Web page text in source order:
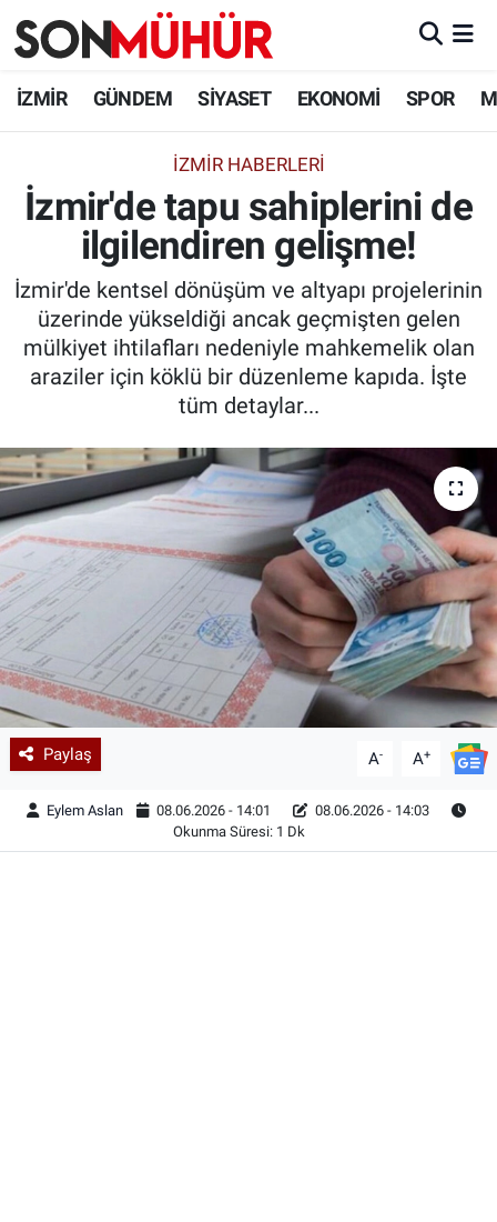
İZMİR GÜNDEM SİYASET EKONOMİ SPOR
İZMIR HABERLERI
İzmir'de tapu sahiplerini de
ilgilendiren gelişme!
İzmir'de kentsel dönüşüm ve altyapı projelerinin
üzerinde yükseldiği ancak geçmişten gelen
mülkiyet ihtilafları nedeniyle mahkemelik olan
araziler için köklü bir düzenleme kapıda. İşte
tüm detaylar...
Paylaş A- A+
Eylem Aslan 08.06.2026 - 14:01
08.06.2026 - 14:03
Okunma Süresi: 1 Dk
İzmir Nöbetçi Eczaneler
İzmir Namaz Vakitleri
İzmir Trafik Yoğunluk Haritası
Süper Lig Puan Durumu ve Fikstür
Tüm Manşetler
Haber Arşivi